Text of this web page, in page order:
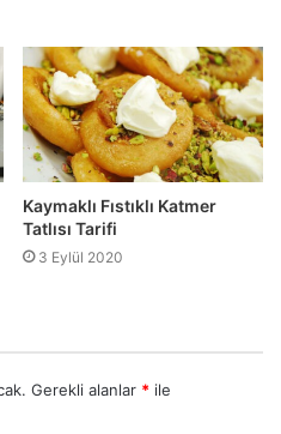
Kaymaklı Fıstıklı Katmer
Tatlısı Tarifi
3 Eylül 2020
Gerekli alanlar * ile